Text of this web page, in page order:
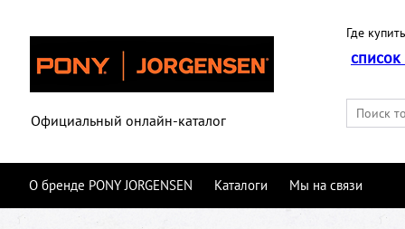
Официальный онлайн-каталог
Где
О бренде PONY JORGENSEN Каталоги Мы на связи